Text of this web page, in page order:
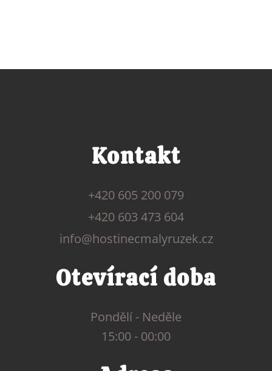
Kontakt
+420 605 200 079
+420 603 473 604
info@hostinecmalyruzek.cz
Otevírací doba
Pondělí - Neděle
15:00 - 00:00